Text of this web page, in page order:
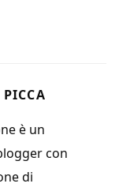
PICCA
è un
con
di